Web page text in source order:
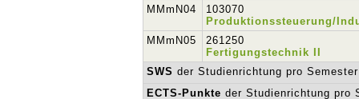
MMmN04
103070
Produktionssteuerung/
MMmN05
261250
Fertigungstechnik II
SWS der Studienrichtung pro Semester
ECTS-Punkte der Studienrichtung pro